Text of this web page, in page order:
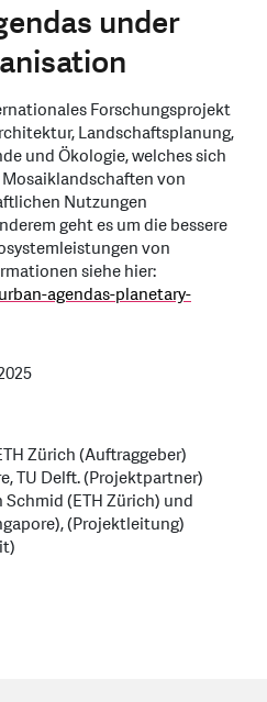
under
Forschungsprojekt
Landschaftsplanung,
und Ökologie, welches sich
von
Nutzungen
geht es um die bessere
von
siehe hier:
agendas-planetary-
Zürich (Auftraggeber)
TU Delft. (Projektpartner)
(ETH Zürich) und
(Projektleitung)